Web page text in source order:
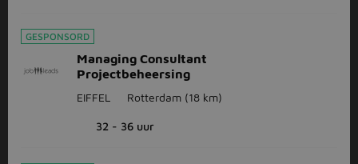
GESPONSORD
Managing Consultant
Projectbeheersing
EIFFEL Rotterdam (18 km)
32 - 36 uur